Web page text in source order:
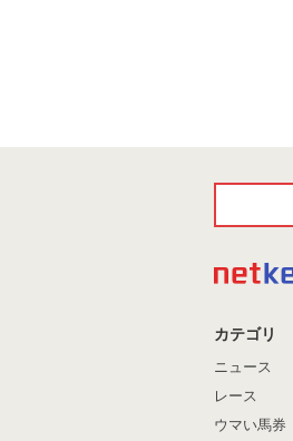
カテゴリ
ニュース
レース
ウマい馬券